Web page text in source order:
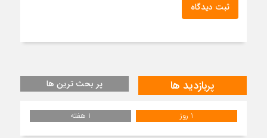
ثبت دیدگاه
پربازدید ها پر بحث ترین ها
1 روز 1 هفته